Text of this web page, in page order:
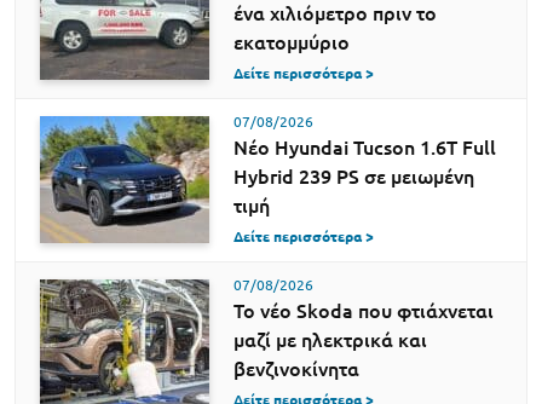
ένα χιλιόμετρο πριν το
εκατομμύριο
Δείτε περισσότερα >
07/08/2026
Νέο Hyundai Tucson 1.6T Full
Hybrid 239 PS σε μειωμένη
τιμή
Δείτε περισσότερα >
07/08/2026
Το νέο Skoda που φτιάχνεται
μαζί με ηλεκτρικά και
βενζινοκίνητα
Δείτε περισσότερα >